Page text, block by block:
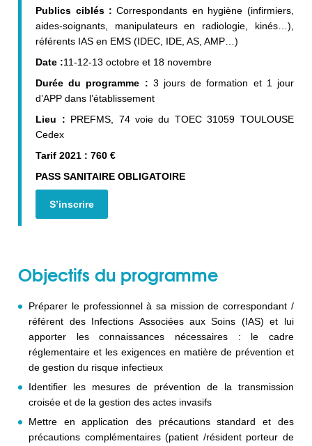
Publics ciblés :Correspondants en hygiène (infirmiers,
aides-soignants, manipulateurs en radiologie, kinés…),
référents IAS en EMS (IDEC, IDE, AS, AMP…)
Date :11-12-13 octobre et 18 novembre
Durée du programme : 3 jours de formation et 1 jour
d’APP dans l’établissement
Lieu : PREFMS, 74 voie du TOEC 31059 TOULOUSE
Cedex
Tarif 2021 : 760 €
PASS SANITAIRE OBLIGATOIRE
S’inscrire
Objectifs du programme
Préparer le professionnel à sa mission de correspondant /
référent des Infections Associées aux Soins (IAS) et lui
apporter les connaissances nécessaires : le cadre
réglementaire et les exigences en matière de prévention et
de gestion du risque infectieux
Identifier les mesures de prévention de la transmission
croisée et de la gestion des actes invasifs
Mettre en application des précautions standard et des
précautions complémentaires (patient /résident porteur de